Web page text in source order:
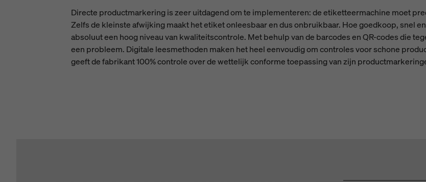
Directe productmarkering is zeer uitdagend om te implementeren: de etiketteermachine moet
Zelfs de kleinste afwijking maakt het etiket onleesbaar en dus onbruikbaar. Hoe goedkoop, snel
absoluut een hoog niveau van kwaliteitscontrole. Met behulp van de barcodes en QR-codes die
een probleem. Digitale leesmethoden maken het heel eenvoudig om controles voor schone
geeft de fabrikant 100% controle over de wettelijk conforme toepassing van zijn